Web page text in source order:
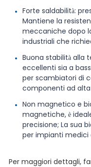
Forte saldabilità:
Mantiene la
meccaniche dopo
industriali che
Buona stabilità alla
eccellenti sia a
per scambiatori di
componenti ad
Non magnetico e
magnetiche, è
precisione; La sua
per impianti medici
Per maggiori dettagli,